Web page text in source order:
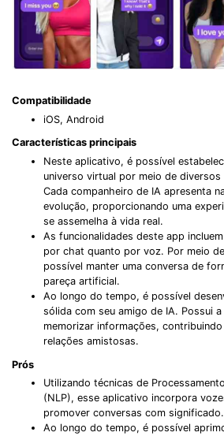
Compatibilidade
iOS, Android
Características principais
Neste aplicativo, é possível
universo virtual por meio de diversos
Cada companheiro de IA apresenta
evolução, proporcionando uma
se assemelha à vida real.
As funcionalidades deste app
por chat quanto por voz. Por meio
possível manter uma conversa de
pareça artificial.
Ao longo do tempo, é possível
sólida com seu amigo de IA. Possui
memorizar informações,
relações amistosas.
Prós
Utilizando técnicas de
(NLP), esse aplicativo incorpora
promover conversas com significado.
Ao longo do tempo, é possível